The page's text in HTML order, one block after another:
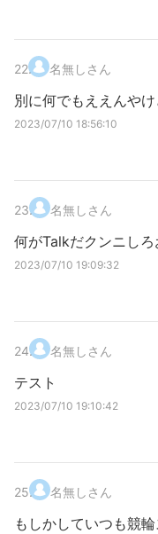
22. 名無しさん
別に何でもええんや
2023/07/10 18:56:10
23. 名無しさん
何がTalkだクンニしろ
2023/07/10 19:09:32
24. 名無しさん
テスト
2023/07/10 19:10:42
25. 名無しさん
もしかしていつも競